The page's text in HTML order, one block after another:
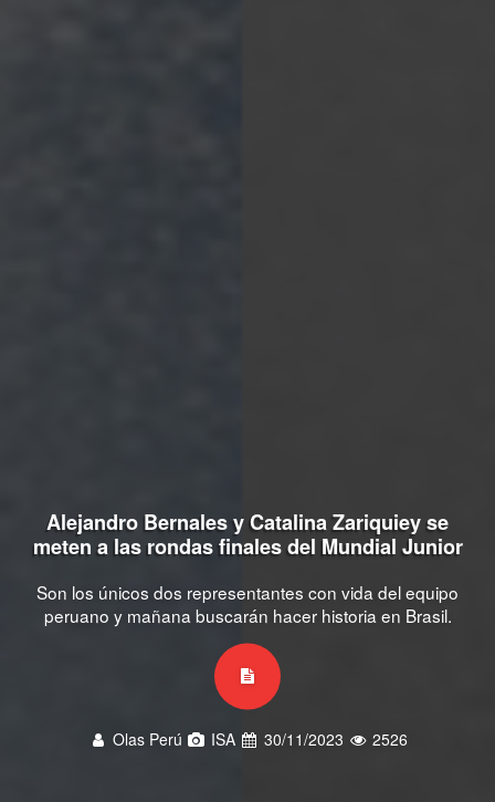
Alejandro Bernales y Catalina Zariquiey se
meten a las rondas finales del Mundial Junior
Son los únicos dos representantes con vida del equipo
peruano y mañana buscarán hacer historia en Brasil.
Olas Perú ISA 30/11/2023 2526